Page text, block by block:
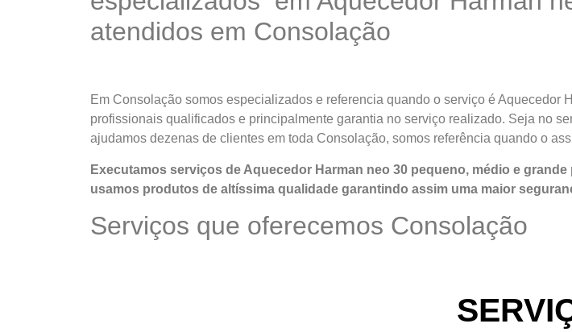
atendidos em Consolação
Em Consolação somos especializados e referencia quando o serviço é Aquecedor
profissionais qualificados e principalmente garantia no serviço realizado. Seja no
ajudamos dezenas de clientes em toda Consolação, somos referência quando o
Executamos serviços de Aquecedor Harman neo 30 pequeno, médio e
usamos produtos de altíssima qualidade garantindo assim uma maior
Serviços que oferecemos Consolação